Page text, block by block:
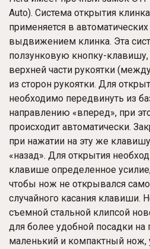
Auto). Система открытия
применяется в
выдвижением клинка. Эта
ползунковую кнопку-
верхней части рукоятки
из сторон рукоятки. Для
необходимо передвинуть из
направлению «вперед», при
происходит автоматически.
при нажатии на эту же
«назад». Для открытия
клавише определенное
чтобы нож не открывался
случайного касания клавиши.
съемной стальной клипсой
для более удобной посадки на
маленький и компактный нож,